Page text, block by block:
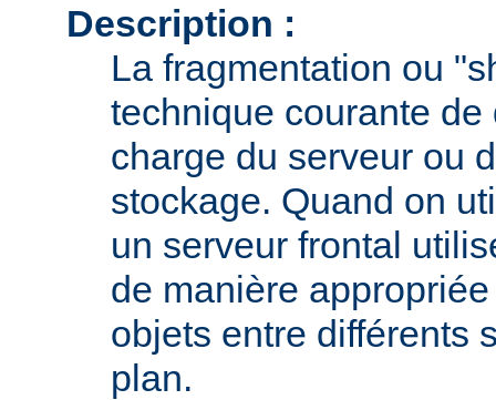
Description :
La fragmentation ou
technique courante
charge du serveur ou
stockage. Quand on
un serveur frontal
de manière
objets entre différents
plan.